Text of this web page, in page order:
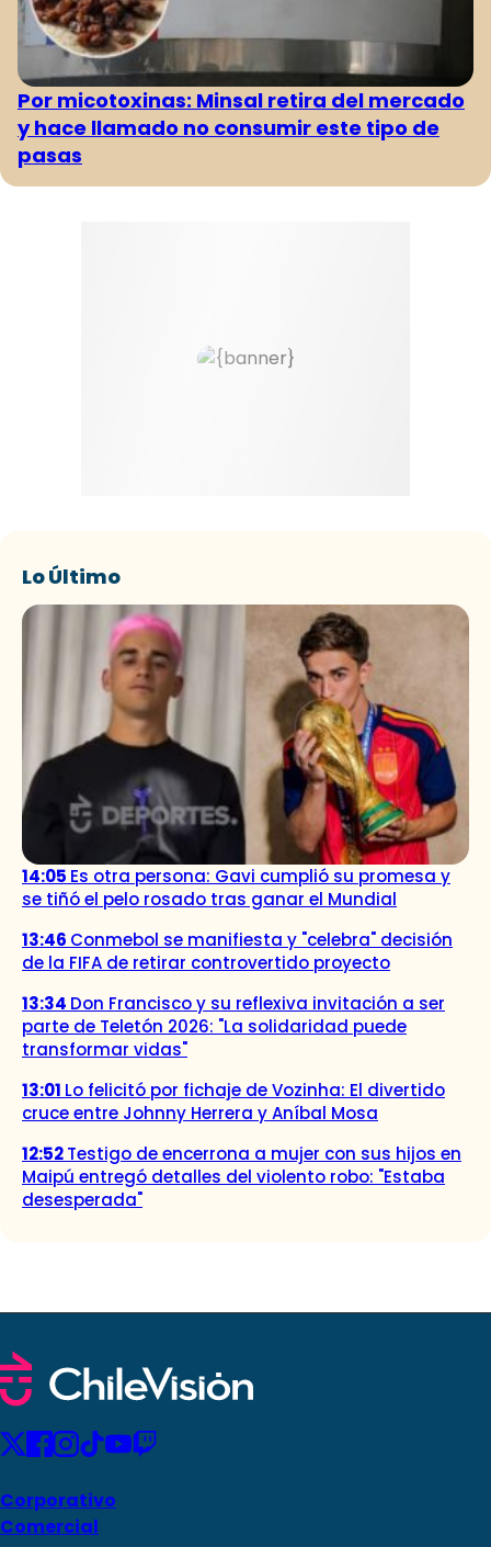
Por micotoxinas: Minsal retira del mercado
y hace llamado no consumir este tipo de
pasas
Lo Último
14:05 Es otra persona: Gavi cumplió su promesa y
se tiñó el pelo rosado tras ganar el Mundial
13:46 Conmebol se manifiesta y "celebra" decisión
de la FIFA de retirar controvertido proyecto
13:34 Don Francisco y su reflexiva invitación a ser
parte de Teletón 2026: "La solidaridad puede
transformar vidas"
13:01 Lo felicitó por fichaje de Vozinha: El divertido
cruce entre Johnny Herrera y Aníbal Mosa
12:52Testigo de encerrona a mujer con sus hijos en
Maipú entregó detalles del violento robo: "Estaba
desesperada"
Corporativo
Comercial